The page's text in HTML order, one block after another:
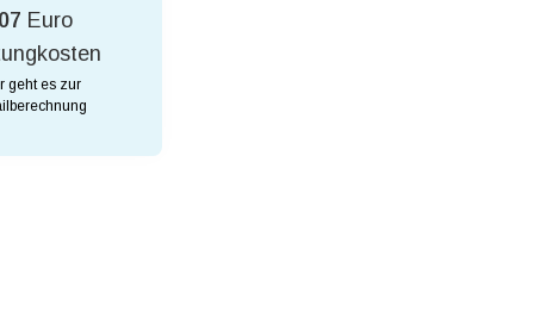
Euro
geht es zur